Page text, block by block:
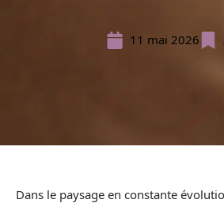
11 mai 2026
Dans le paysage en constante